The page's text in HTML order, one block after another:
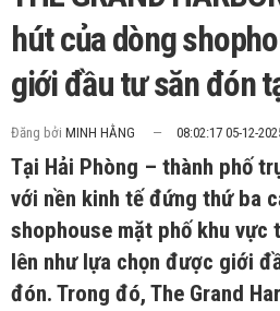
hút của dòng
giới đầu tư săn đón
Đăng bởi MINH HẰNG 08:02:17 05-12-
Tại Hải Phòng – thành phố
với nền kinh tế đứng thứ ba
shophouse mặt phố khu vực
lên như lựa chọn được giới
đón. Trong đó, The Grand